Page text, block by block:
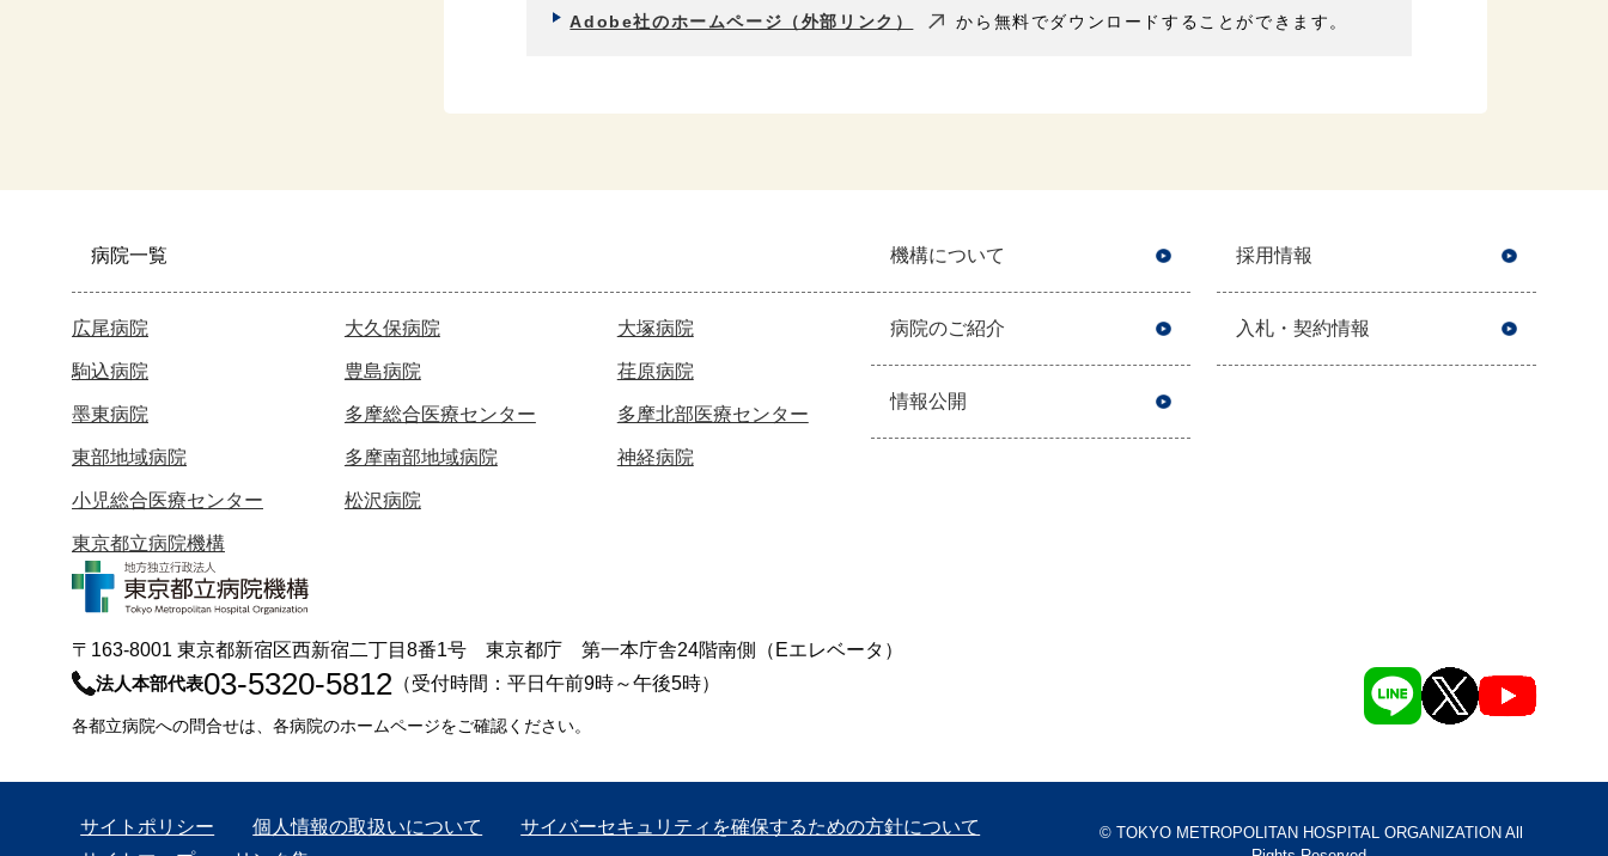
Adobe社のホームページ（外部リンク）
から無料でダウンロードすることができます。
病院一覧
広尾病院 大久保病院 大塚病院
駒込病院 豊島病院 荏原病院
墨東病院 多摩総合医療センター 多摩北部医療センター
東部地域病院 多摩南部地域病院 神経病院
小児総合医療センター 松沢病院
東京都立病院機構
機構について
病院のご紹介
情報公開
採用情報
入札・契約情報
〒163-8001 東京都新宿区西新宿二丁目8番1号 東京都庁 第一本庁舎24階南側（Eエレベータ）
法人本部代表03-5320-5812 （受付時間：平日午前9時～午後5時）
各都立病院への問合せは、各病院のホームページをご確認ください。
サイトポリシー 個人情報の取扱いについて
サイバーセキュリティを確保するための方針について
© TOKYO METROPOLITAN HOSPITAL ORGANIZATION All